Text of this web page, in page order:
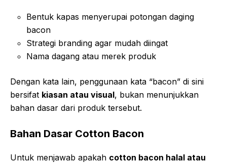
Bentuk kapas menyerupai potongan daging
bacon
Strategi branding agar mudah diingat
Nama dagang atau merek produk
Dengan kata lain, penggunaan kata “bacon” di sini
bersifat kiasan atau visual, bukan menunjukkan
bahan dasar dari produk tersebut.
Bahan Dasar Cotton Bacon
Untuk menjawab apakah cotton bacon halal atau